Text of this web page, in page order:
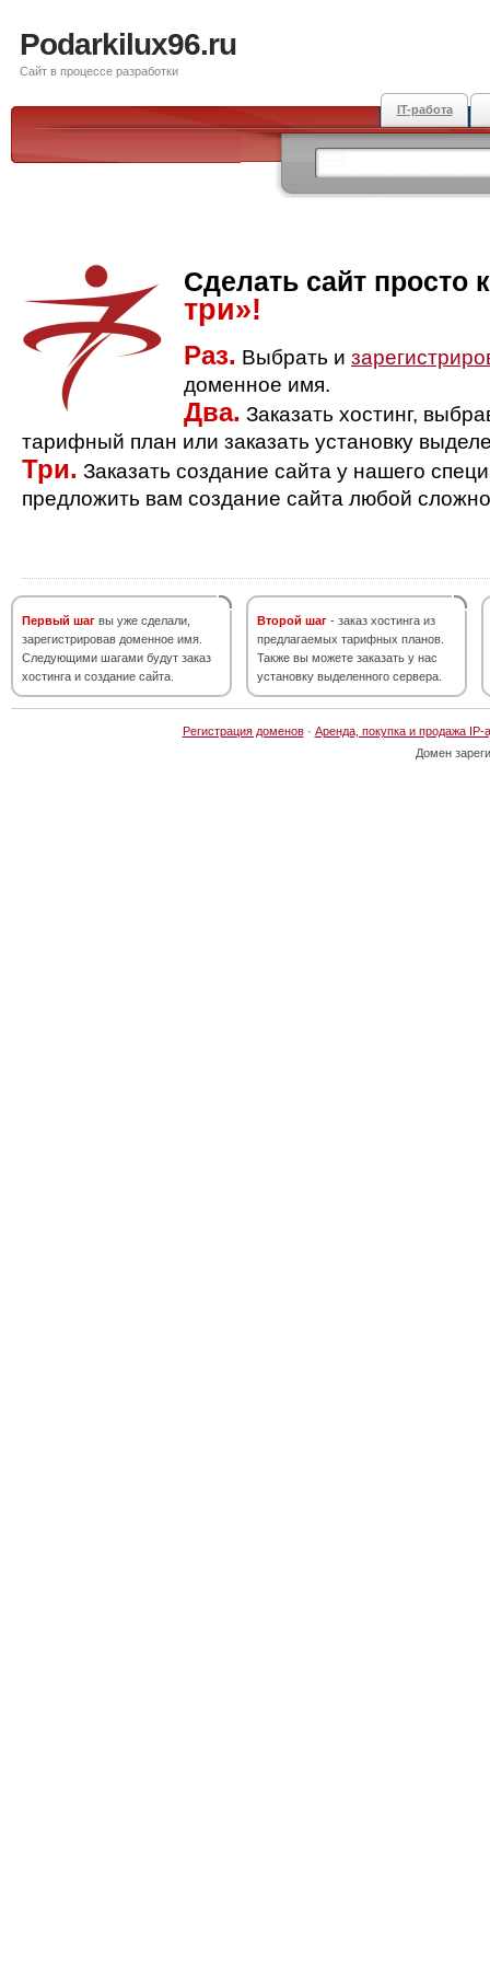
Podarkilux96.ru
Сайт в процессе разработки
IT-работа
Сделать сайт просто
три»!
Раз. Выбрать и
доменное имя.
Два. Заказать хостинг,
тарифный план или заказать установку
Три. Заказать создание сайта у нашего
предложить вам создание сайта любой
Первый шаг вы уже сделали,
зарегистрировав доменное имя.
Следующими шагами будут заказ
хостинга и создание сайта.
Второй шаг - заказ хостинга из
предлагаемых тарифных планов.
Также вы можете заказать у нас
установку выделенного сервера.
Регистрация доменов· Аренда, покупка и продажа IP-
Домен